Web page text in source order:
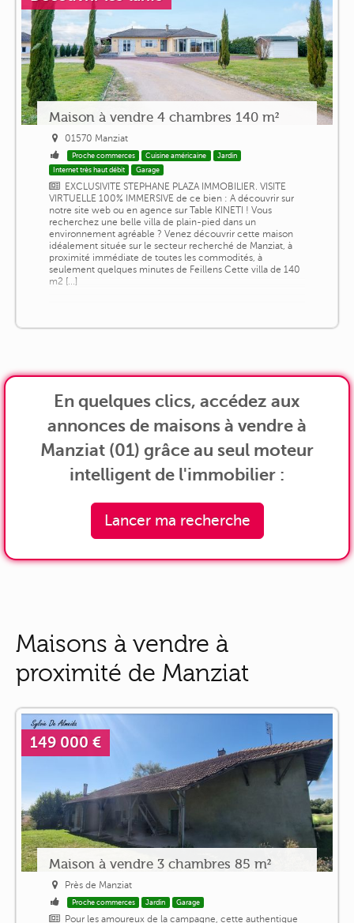
Maison à vendre 4 chambres 140 m²
01570 Manziat
Proche commerces Cuisine américaine
Jardin
Internet très haut débit
Garage
EXCLUSIVITE STEPHANE PLAZA IMMOBILIER. VISITE
VIRTUELLE 100% IMMERSIVE de ce bien : A découvrir sur
notre site web ou en agence sur Table KINETI ! Vous
recherchez une belle villa de plain-pied dans un
environnement agréable ? Venez découvrir cette maison
idéalement située sur le secteur recherché de Manziat, à
proximité immédiate de toutes les commodités, à
seulement quelques minutes de Feillens Cette villa de 140
m2 [...]
En quelques clics, accédez aux
annonces de maisons à vendre à
Manziat (01) grâce au seul moteur
intelligent de l'immobilier :
Lancer ma recherche
Maisons à vendre à
proximité de Manziat
149 000 €
Maison à vendre 3 chambres 85 m²
Près de Manziat
Proche commerces Jardin Garage
Pour les amoureux de la campagne, cette authentique